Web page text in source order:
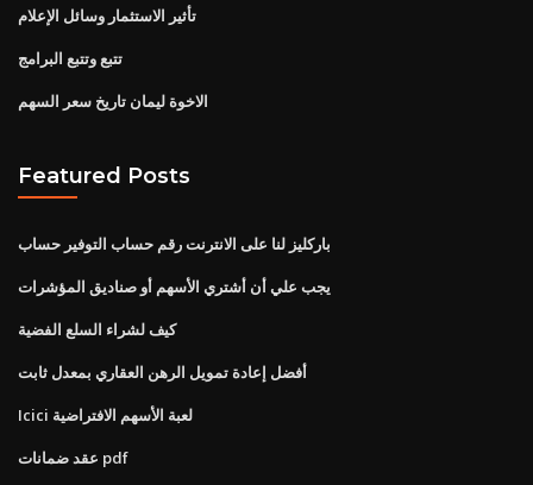
تأثير الاستثمار وسائل الإعلام
تتبع وتتبع البرامج
الاخوة ليمان تاريخ سعر السهم
Featured Posts
باركليز لنا على الانترنت رقم حساب التوفير حساب
يجب علي أن أشتري الأسهم أو صناديق المؤشرات
كيف لشراء السلع الفضية
أفضل إعادة تمويل الرهن العقاري بمعدل ثابت
Icici لعبة الأسهم الافتراضية
عقد ضمانات pdf